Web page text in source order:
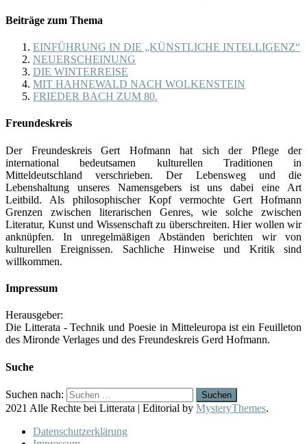
Beiträge zum Thema
EINFÜHRUNG IN DIE „KÜNSTLICHE INTELLIGENZ“
NEUERSCHEINUNG
DIE WINTERREISE
MIT HAHNEWALD NACH WOLKENSTEIN
FRIEDER BACH ZUM 80.
Freundeskreis
Der Freundeskreis Gert Hofmann hat sich der Pflege der
international bedeutsamen kulturellen Traditionen in
Mitteldeutschland verschrieben. Der Lebensweg und die
Lebenshaltung unseres Namensgebers ist uns dabei eine Art
Leitbild. Als philosophischer Kopf vermochte Gert Hofmann
Grenzen zwischen literarischen Genres, wie solche zwischen
Literatur, Kunst und Wissenschaft zu überschreiten. Hier wollen wir
anknüpfen. In unregelmäßigen Abständen berichten wir von
kulturellen Ereignissen. Sachliche Hinweise und Kritik sind
willkommen.
Impressum
Herausgeber:
Die Litterata - Technik und Poesie in Mitteleuropa ist ein Feuilleton
des Mironde Verlages und des Freundeskreis Gerd Hofmann.
Suche
Suchen nach:
2021 Alle Rechte bei Litterata | Editorial by MysteryThemes.
Datenschutzerklärung